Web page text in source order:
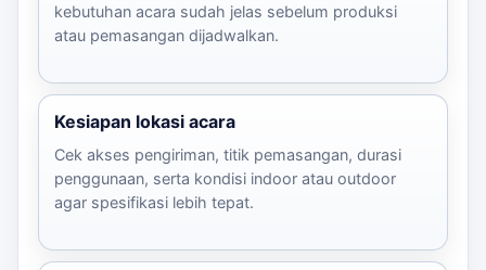
kebutuhan acara sudah jelas sebelum produksi
atau pemasangan dijadwalkan.
Kesiapan lokasi acara
Cek akses pengiriman, titik pemasangan, durasi
penggunaan, serta kondisi indoor atau outdoor
agar spesifikasi lebih tepat.